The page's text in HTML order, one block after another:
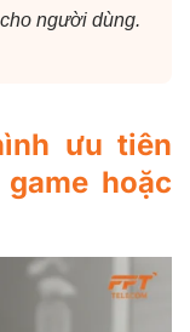
người dùng.
ưu tiên
hoặc